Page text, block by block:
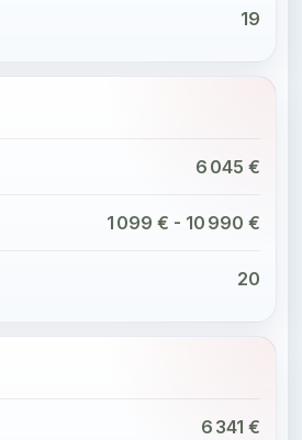
19
6 045 €
1 099 € - 10 990 €
20
6 341 €